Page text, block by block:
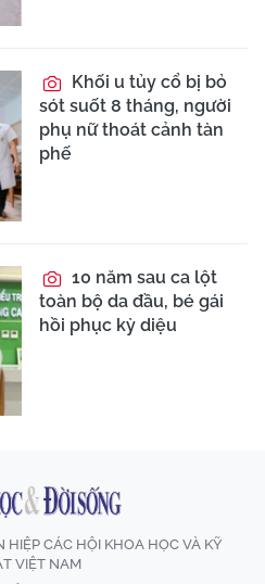
Khối u tủy cổ bị bỏ
sót suốt 8 tháng, người
phụ nữ thoát cảnh tàn
phế
10 năm sau ca lột
toàn bộ da đầu, bé gái
hồi phục kỳ diệu
HIỆP CÁC HỘI KHOA HỌC VÀ KỸ
VIỆT NAM